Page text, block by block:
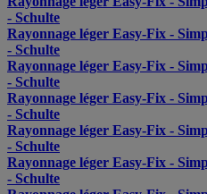
- Schulte
Rayonnage léger Easy-Fix -
- Schulte
Rayonnage léger Easy-Fix -
- Schulte
Rayonnage léger Easy-Fix -
- Schulte
Rayonnage léger Easy-Fix -
- Schulte
Rayonnage léger Easy-Fix -
- Schulte